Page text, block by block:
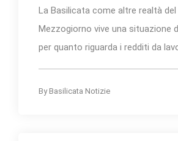
La Basilicata come altre realtà del
Mezzogiorno vive una situazione
per quanto riguarda i redditi da
By Basilicata Notizie